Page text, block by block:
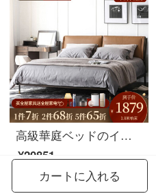
高級華庭ベッドのイタリア式のきわめて簡単な皮質のベッドの1.8メートルの近代的な簡単な予約の主な寝室のツインベッドの結婚式のベッドの大きさの部屋型の寝室の家具の1.5メートルのシングルベッドの支柱のベッドがあります。
¥20851~
カートに入れる